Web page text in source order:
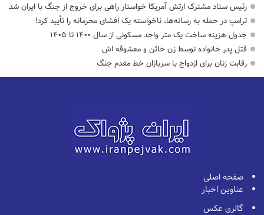
رئیس ستاد مشترک ارتش آمریکا خواستار راهی برای خروج از جنگ با ایران شد
ترامپ در حمله‌ به رسانه‌ها، ناخواسته یک افشای محرمانه را تأیید کرد!
جدول هزینه ساخت یک متر واحد مسکونی از سال ۱۴۰۰ تا ۱۴۰۵
قتل پدر خانواده توسط زن خائن و معشوقه اش
رقابت زنان برای ازدواج با سربازان خط مقدم جنگ
صفحه اصلی
عناوین اخبار
گالری عکس